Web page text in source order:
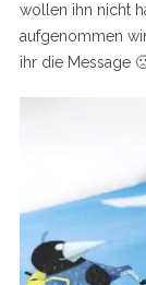
wollen ihn nicht
aufgenommen
ihr die Message